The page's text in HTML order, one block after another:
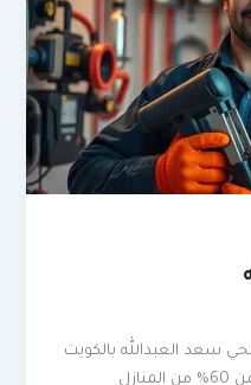
سعد العبدالله بالكويت